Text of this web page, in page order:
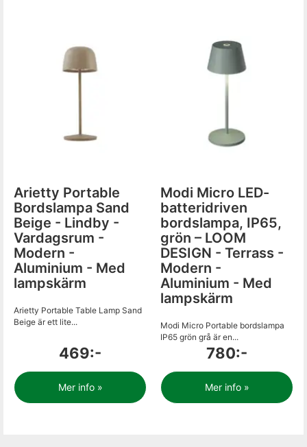
Arietty Portable
Bordslampa Sand
Beige - Lindby -
Vardagsrum -
Modern -
Aluminium - Med
lampskärm
Arietty Portable Table Lamp Sand
Beige är ett lite...
469:-
Mer info »
Modi Micro LED-
batteridriven
bordslampa, IP65,
grön – LOOM
DESIGN - Terrass -
Modern -
Aluminium - Med
lampskärm
Modi Micro Portable bordslampa
IP65 grön grå är en...
780:-
Mer info »